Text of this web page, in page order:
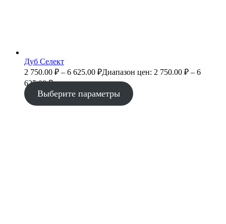
Дуб Селект
2 750.00 ₽ – 6 625.00 ₽Диапазон цен: 2 750.00 ₽ – 6
625.00 ₽
Выберите параметры